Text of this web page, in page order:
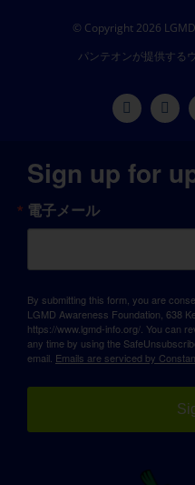
© Copyright 2026
パンテオンが提供する
Sign up for
電子メール
By submitting this form, you are
LGMD Awareness Foundation, 638
https://www.lgmd-info.org/. You can
any time by using the
email. Emails are serviced by